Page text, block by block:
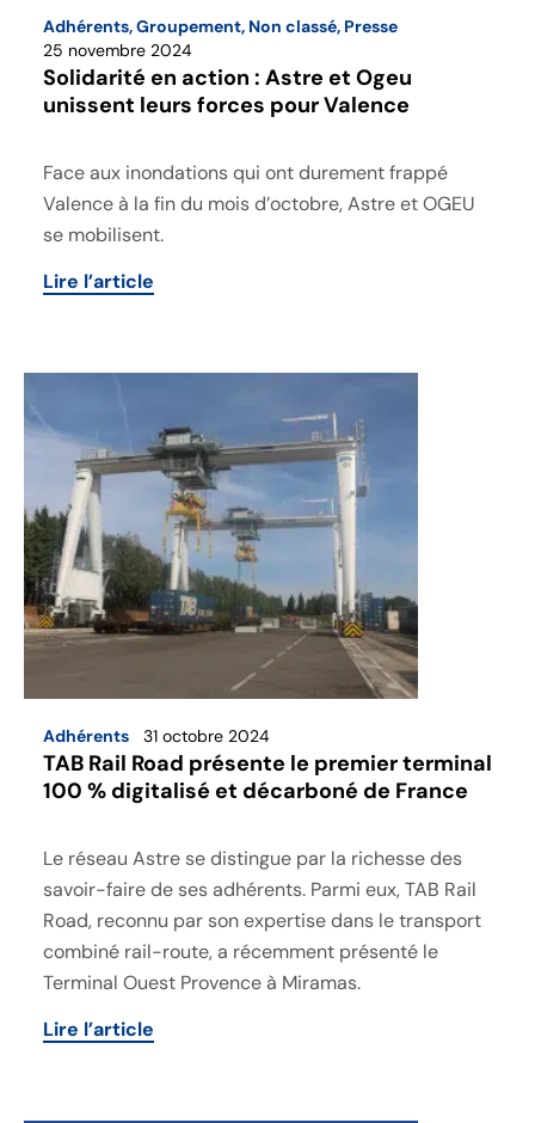
Adhérents,Groupement, Non classé, Presse
25 novembre 2024
Solidarité en action : Astre et Ogeu
unissent leurs forces pour Valence
Face aux inondations qui ont durement frappé
Valence à la fin du mois d’octobre, Astre et OGEU
se mobilisent.
Lire l’article
Adhérents 31 octobre 2024
TAB Rail Road présente le premier terminal
100 % digitalisé et décarboné de France
Le réseau Astre se distingue par la richesse des
savoir-faire de ses adhérents. Parmi eux, TAB Rail
Road, reconnu par son expertise dans le transport
combiné rail-route, a récemment présenté le
Terminal Ouest Provence à Miramas.
Lire l’article